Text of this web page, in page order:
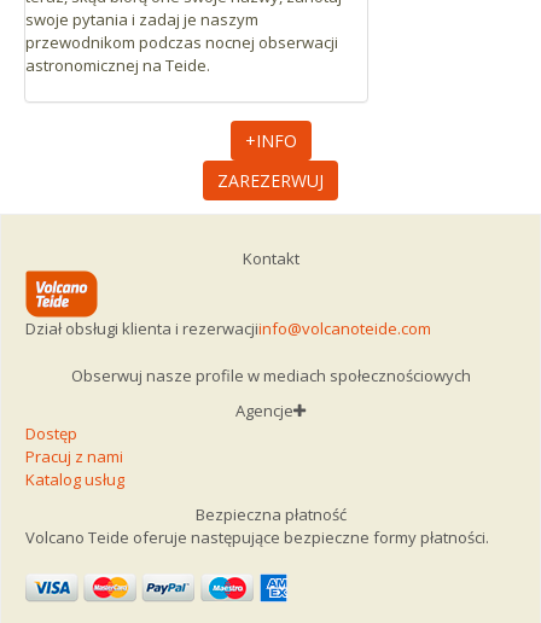
swoje pytania i zadaj je naszym
przewodnikom podczas nocnej obserwacji
astronomicznej na Teide.
+INFO
ZAREZERWUJ
Kontakt
Dział obsługi klienta i rezerwacjiinfo@volcanoteide.com
Obserwuj nasze profile w mediach społecznościowych
Agencje
Dostęp
Pracuj z nami
Katalog usług
Bezpieczna płatność
Volcano Teide oferuje następujące bezpieczne formy płatności.